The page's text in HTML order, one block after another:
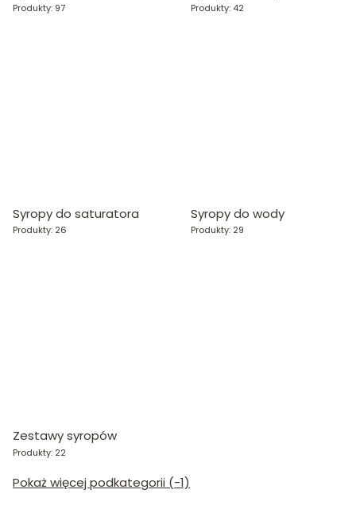
Produkty: 97 Produkty: 42
Syropy do saturatora
Produkty: 26
Syropy do wody
Produkty: 29
Zestawy syropów
Produkty: 22
Pokaż więcej podkategorii (-1)